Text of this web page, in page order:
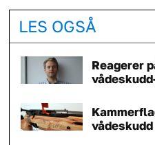
LES OGSÅ
Reagerer
vådeskudd